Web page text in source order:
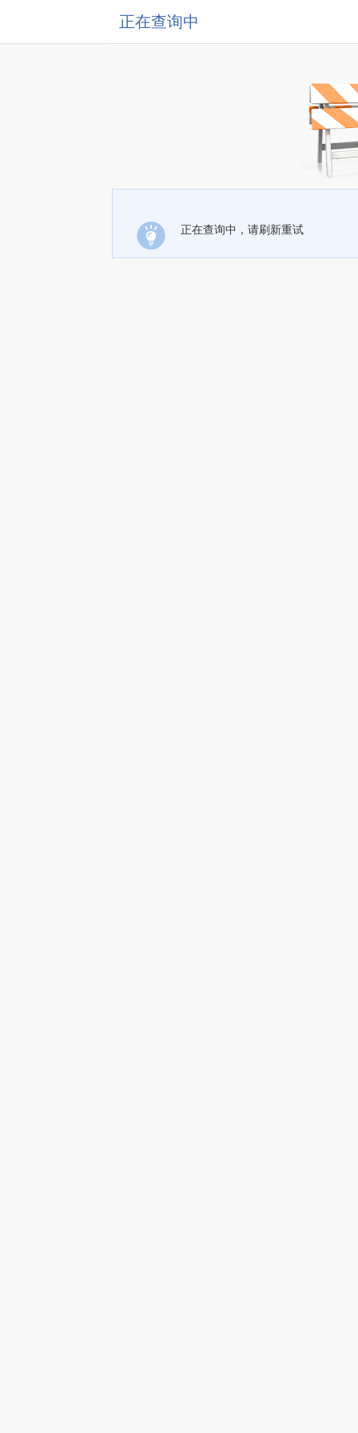
正在查询中
正在查询中，请刷新重试